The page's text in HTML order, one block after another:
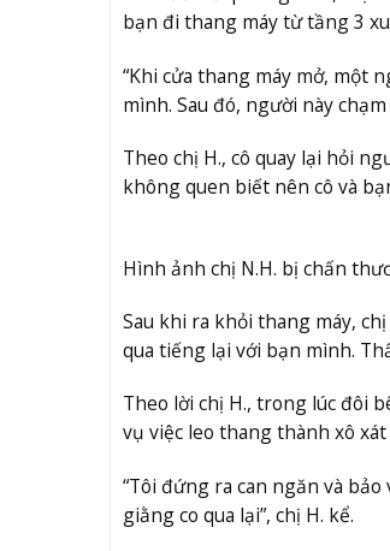
bạn đi thang máy từ tầng 3
“Khi cửa thang máy mở, một
mình. Sau đó, người này
Theo chị H., cô quay lại hỏi
không quen biết nên cô và
Hình ảnh chị N.H. bị chấn
Sau khi ra khỏi thang máy,
qua tiếng lại với bạn mình.
Theo lời chị H., trong lúc đôi
vụ việc leo thang thành xô
“Tôi đứng ra can ngăn và
giằng co qua lại”, chị H. kể.